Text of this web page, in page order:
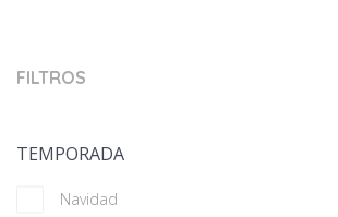
FILTROS
TEMPORADA
Navidad